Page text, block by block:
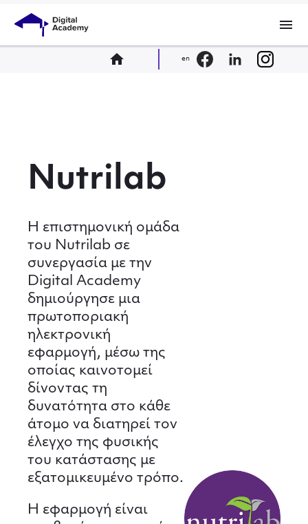
menu
home en
Nutrilab
Η επιστημονική ομάδα
του Nutrilab σε
συνεργασία με την
Digital Academy
δημιούργησε μια
πρωτοποριακή
ηλεκτρονική
εφαρμογή, μέσω της
οποίας καινοτομεί
δίνοντας τη
δυνατότητα στο κάθε
άτομο να διατηρεί τον
έλεγχο της φυσικής
του κατάστασης με
εξατομικευμένο τρόπο.
Η εφαρμογή είναι